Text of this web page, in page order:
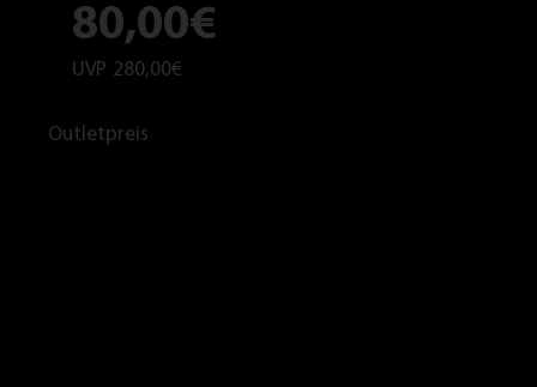
80,00€
UVP 280,00€
Outletpreis